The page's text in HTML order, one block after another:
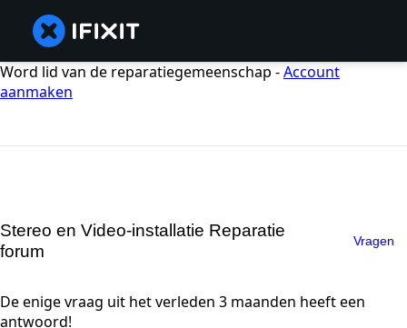
Word lid van de reparatiegemeenschap -Account
aanmaken
Stereo en Video-installatie Reparatie
forum
Vragen
De enige vraag uit het verleden 3 maanden heeft een
antwoord!